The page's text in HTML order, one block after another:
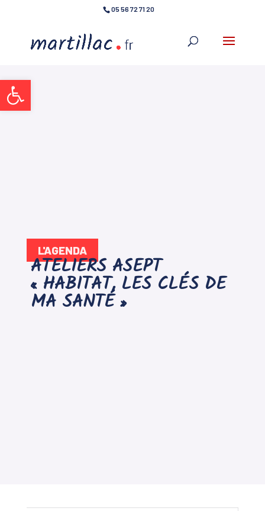
Ouvrir la barre d’outils
05 56 72 71 20
L'AGENDA
ATELIERS ASEPT
« HABITAT, LES CLÉS DE
MA SANTÉ »